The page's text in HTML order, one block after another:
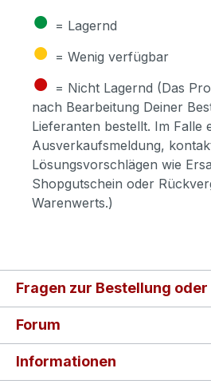
● = Lagernd
● = Wenig verfügbar
● = Nicht Lagernd (Das
nach Bearbeitung Deiner
Lieferanten bestellt. Im Falle
Ausverkaufsmeldung,
Lösungsvorschlägen wie
Shopgutschein oder
Warenwerts.)
Fragen zur Bestellung
Forum
Informationen